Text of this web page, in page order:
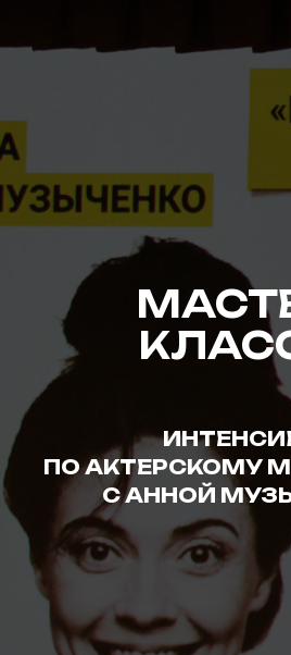
ПО АКТЕРСКОМУ
С АННОЙ